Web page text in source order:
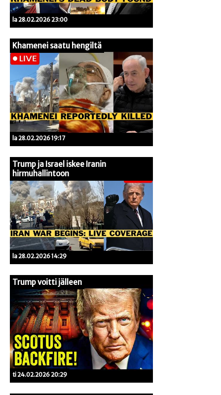
la 28.02.2026 23:00
Khamenei saatu hengiltä
la 28.02.2026 19:17
Trump ja Israel iskee Iranin
hirmuhallintoon
la 28.02.2026 14:29
Trump voitti jälleen
ti 24.02.2026 20:29